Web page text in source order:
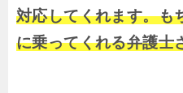
対応してくれます。も
に乗ってくれる弁護士